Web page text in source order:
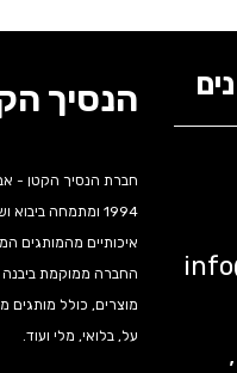
הנסיך
חברת הנסיך הקטן -
1994 ומתמחה
איכותיים מהמותגים
החברה ממוקמת ביבנה
מוצרים, כולל מותגים
על, בלואי, מלי ועוד.